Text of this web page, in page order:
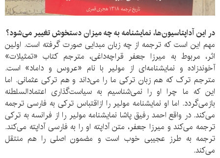
در این آداپتاسیون‌ها، نمایشنامه به چه میزان دستخوش تغییر می‌شود؟
مهم این است که ترجمه از چه زبان مبدایی صورت گرفته است. اولین
اثر، مربوط به میرزا جعفر قراچه‌داغی، مترجم کتاب «تمثیلات»
آخوندزاده و نمایشنامه‌ای از مولیر با نام «عروس و داماد» است.
مترجم ترک که هم زبان ترکی ما را می‌داند و هم ترکی عثمانی. اما
این که ما چرا او را نمی‌شناسیم به سیاست‌گذاری اعتماد‌السلطنه
بازمی‌گردد. اما او نمایشنامه مولیر را ازاقتباس ترکی به فارسی ترجمه
می‌کند. در واقع احمد رفیق پاشا نمایشنامه مولیر را از فرانسه به ترکی
ترجمه می‌کند و میرزا جعفر، متن آداپته او را به فارسی آداپته می‌کند.
ترجمه به طرز عجیبی خوب است و مضمون اصلی را هم منتقل
می‌کند.